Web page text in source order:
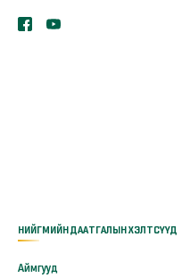
НИЙГМИЙН ДААТГАЛЫН ХЭЛТСҮҮД
Аймгууд